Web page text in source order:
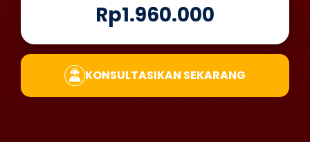
Rp1.960.000
KONSULTASIKAN SEKARANG